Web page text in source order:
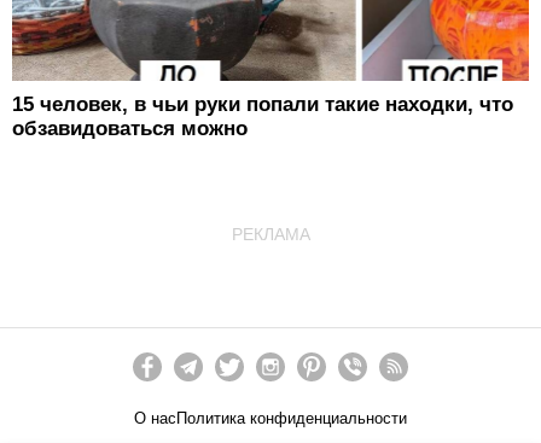
15 человек, в чьи руки попали такие находки, что
обзавидоваться можно
РЕКЛАМА
О нас Политика конфиденциальности